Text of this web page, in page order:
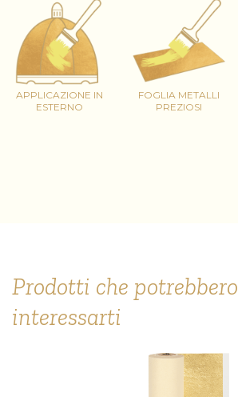
APPLICAZIONE IN
ESTERNO
FOGLIA METALLI
PREZIOSI
Prodotti che potrebbero
interessarti